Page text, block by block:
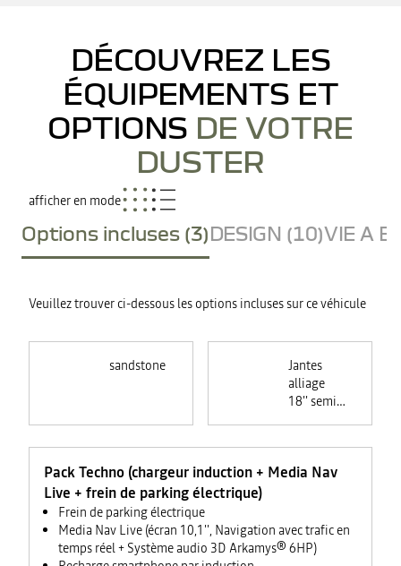
DÉCOUVREZ LES
ÉQUIPEMENTS ET
OPTIONS DE VOTRE
DUSTER
afficher en mode
Options incluses (3)DESIGN (10)VIE A
Veuillez trouver ci-dessous les options incluses sur ce véhicule
sandstone
Jantes
alliage
18'' semi-
Pack Techno (chargeur induction + Media Nav
Live + frein de parking électrique)
Frein de parking électrique
Media Nav Live (écran 10,1'', Navigation avec trafic en
temps réel + Système audio 3D Arkamys® 6HP)